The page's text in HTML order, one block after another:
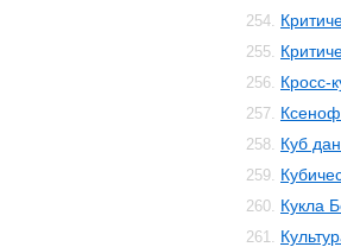
254.
255.
256. Кросс-
257.
258. Куб
259.
260. Кукла
261.